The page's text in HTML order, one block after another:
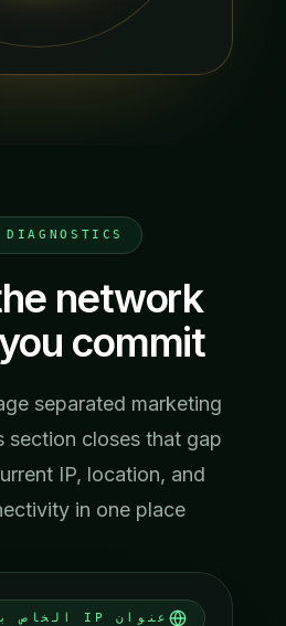
DIAGNOSTICS
the network
you commit
separated marketing
section closes that gap
current IP, location, and
in one place.
عنوان IP الخاص بك